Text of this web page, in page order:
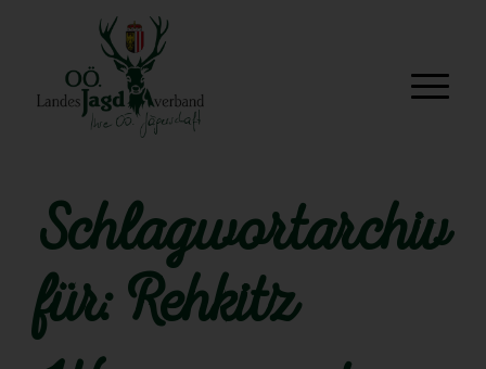
Schlagwortarchiv
für: Rehkitz